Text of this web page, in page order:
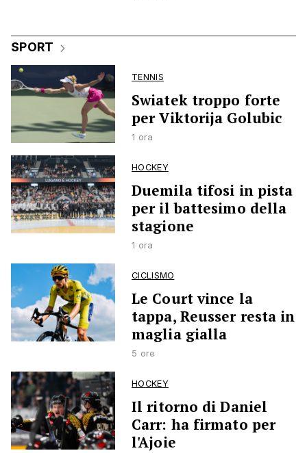
SPORT
TENNIS
Swiatek troppo forte
per Viktorija Golubic
1 ora
HOCKEY
Duemila tifosi in pista
per il battesimo della
stagione
1 ora
CICLISMO
Le Court vince la
tappa, Reusser resta in
maglia gialla
5 ore
HOCKEY
Il ritorno di Daniel
Carr: ha firmato per
l'Ajoie